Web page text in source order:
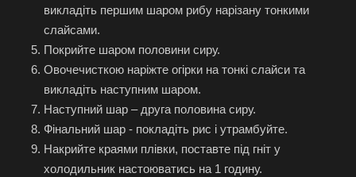
викладіть першим шаром рибу нарізану тонкими
слайсами.
Покрийте шаром половини сиру.
Овочечисткою наріжте огірки на тонкі слайси та
викладіть наступним шаром.
Наступний шар – друга половина сиру.
Фінальний шар - покладіть рис і утрамбуйте.
Накрийте краями плівки, поставте під гніт у
холодильник настоюватись на 1 годину.